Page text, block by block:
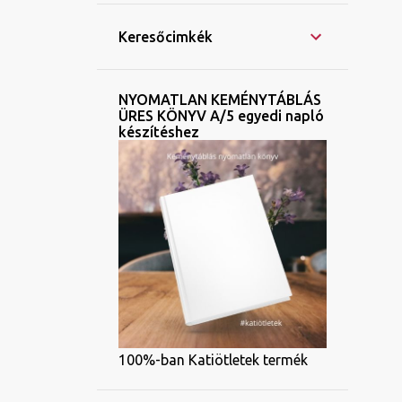
Keresőcimkék
NYOMATLAN KEMÉNYTÁBLÁS
ÜRES KÖNYV A/5 egyedi napló
készítéshez
100%-ban Katiötletek termék